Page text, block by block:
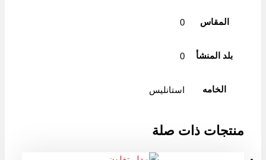
المقاس 0
بلد المنشأ 0
الخامه استانليس
منتجات ذات صلة